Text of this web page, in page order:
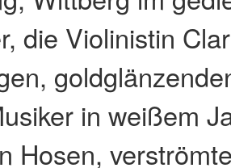
die Violinistin
in weißem
Hosen,